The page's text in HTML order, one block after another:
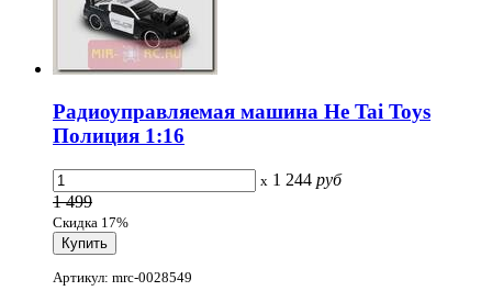
Радиоуправляемая машина He Tai Toys
Полиция 1:16
x 1 244 руб
1 499
Скидка 17%
Артикул: mrc-0028549